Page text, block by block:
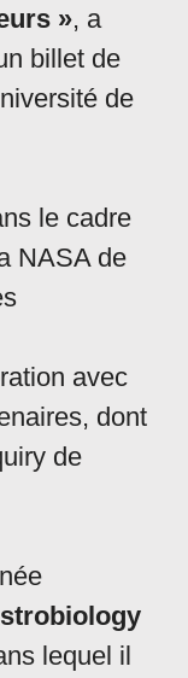
», a
billet de
de
le cadre
NASA de
avec
dont
de
lequel il